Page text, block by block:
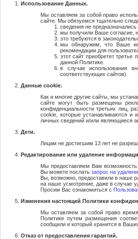
Использование Данных.
Мы оставляем за собой право
сайте. Мы обязуемся тщательно
сведения не
мы получили Ваше согласие,
это требуются в
мы обнаружим, что Ваше
рекомендации для
этот сайт приобретет
данной Политике.
в случае использования
соответствующих сайтов).
Данные cookie.
Как и многие другие сайты, мы
сайте могут быть размещены
конфиденциальности третьих лиц,
cookie, которые устанавливаются и
личных сведений и/или являющиеся
Дети.
Лицам не достигшим 13 лет не
Редактирование или удаление
Мы предоставляем Вам возможность
Вы можете послатьзапрос на
Вы, возможно, предоставили в наше
на наше усмотрение, даже в случае
Просим Вас ознакомиться с
Изменения настоящей Политики
Мы оставляем за собой право
Политике путем размещения
сообщили и который хранится в
Отказ от предоставления гарантий.